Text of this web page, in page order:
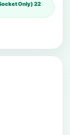
Only) 22